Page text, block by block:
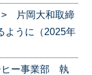
片岡大和取締
ように（2025年
ヒー事業部 執